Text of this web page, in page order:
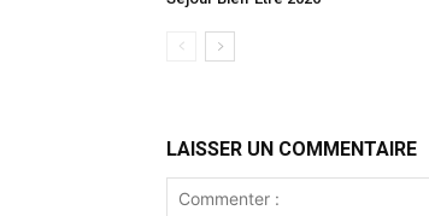
LAISSER UN COMMENTAIRE